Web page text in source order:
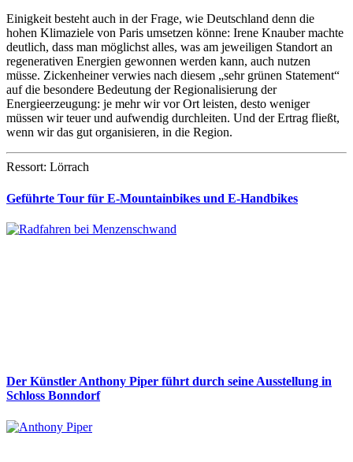
Einigkeit besteht auch in der Frage, wie Deutschland denn die
hohen Klimaziele von Paris umsetzen könne: Irene Knauber machte
deutlich, dass man möglichst alles, was am jeweiligen Standort an
regenerativen Energien gewonnen werden kann, auch nutzen
müsse. Zickenheiner verwies nach diesem „sehr grünen Statement“
auf die besondere Bedeutung der Regionalisierung der
Energieerzeugung: je mehr wir vor Ort leisten, desto weniger
müssen wir teuer und aufwendig durchleiten. Und der Ertrag fließt,
wenn wir das gut organisieren, in die Region.
Ressort: Lörrach
Geführte Tour für E-Mountainbikes und E-Handbikes
Der Künstler Anthony Piper führt durch seine Ausstellung in
Schloss Bonndorf